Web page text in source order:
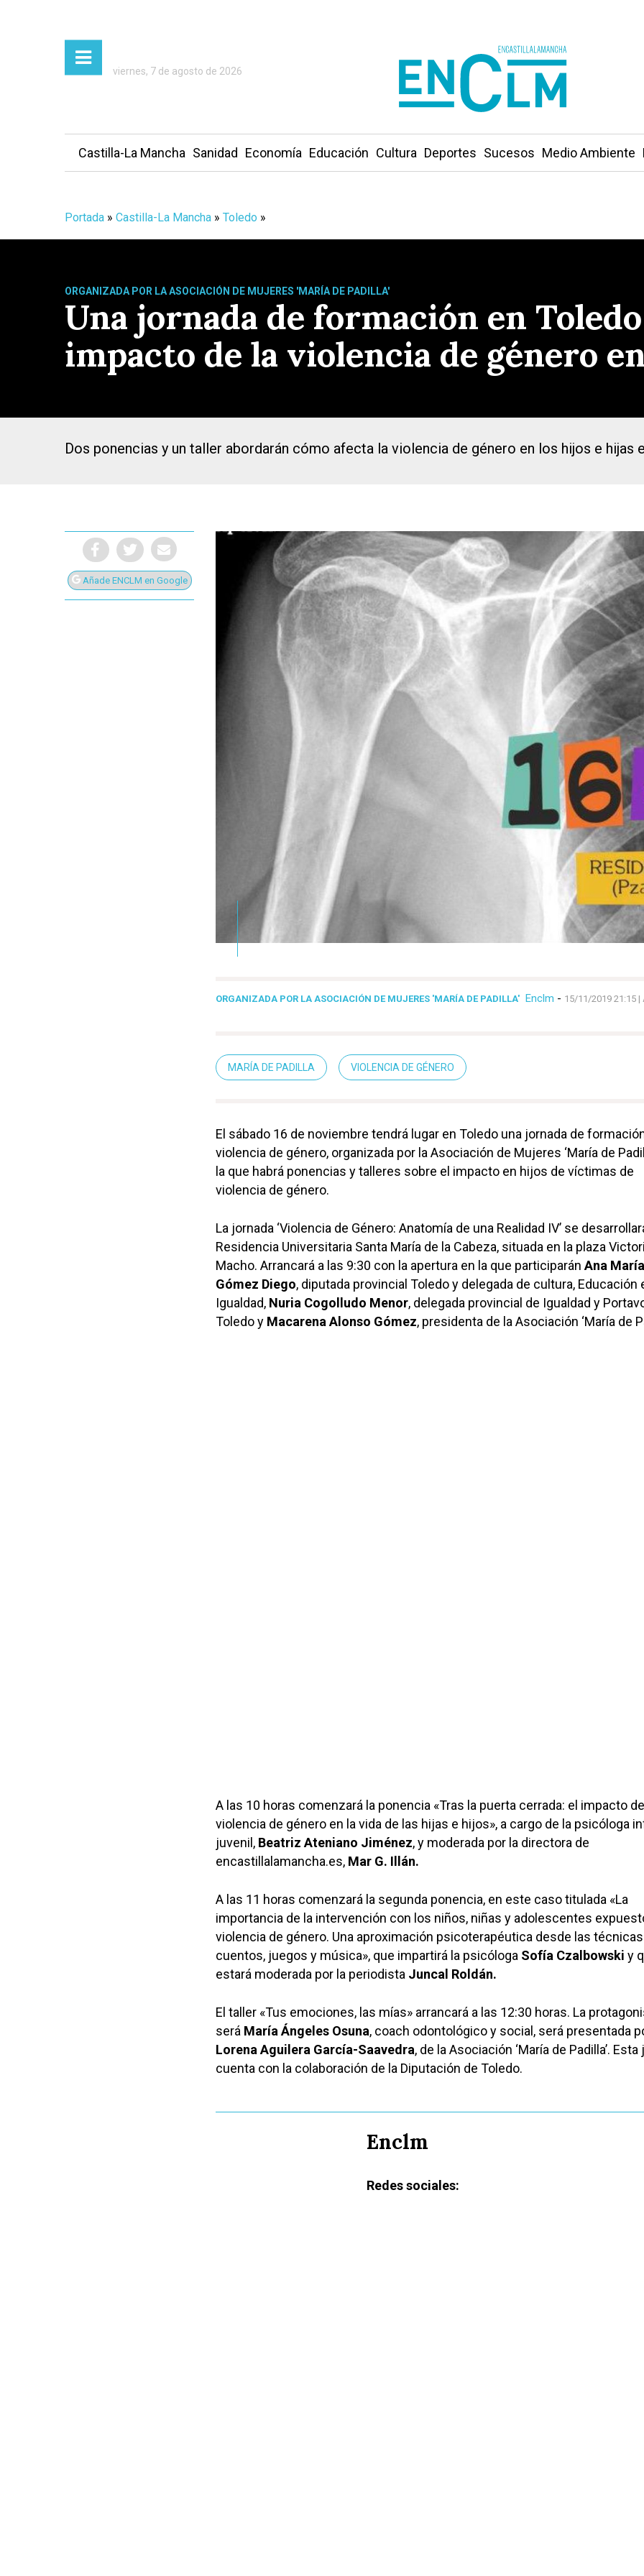
Presiona Intro para buscar o ESC para cerrar
viernes, 7 de agosto de 2026
Castilla-La Mancha Sanidad Economía Educación Cultura Deportes Sucesos Medio Ambiente
Portada » Castilla-La Mancha » Toledo »
ORGANIZADA POR LA ASOCIACIÓN DE MUJERES 'MARÍA DE PADILLA'
Una jornada de formación en
impacto de la violencia de género
Dos ponencias y un taller abordarán cómo afecta la violencia de género en los hijos e hijas
Añade ENCLM en Google
ORGANIZADA POR LA ASOCIACIÓN DE MUJERES 'MARÍA DE PADILLA' Enclm - 15/11/2019 21:15 |
MARÍA DE PADILLA VIOLENCIA DE GÉNERO
El sábado 16 de noviembre tendrá lugar en Toledo una jornada de
violencia de género, organizada por la Asociación de Mujeres ‘María de
la que habrá ponencias y talleres sobre el impacto en hijos de víctimas de
violencia de género.
La jornada ‘Violencia de Género: Anatomía de una Realidad IV’ se
Residencia Universitaria Santa María de la Cabeza, situada en la plaza
Macho. Arrancará a las 9:30 con la apertura en la que participaránAna María
Gómez Diego, diputada provincial Toledo y delegada de cultura, Educación
Igualdad, Nuria Cogolludo Menor, delegada provincial de Igualdad y
Toledo y Macarena Alonso Gómez, presidenta de la Asociación ‘María de
A las 10 horas comenzará la ponencia «Tras la puerta cerrada: el impacto
violencia de género en la vida de las hijas e hijos», a cargo de la psicóloga
juvenil, Beatriz Ateniano Jiménez, y moderada por la directora de
encastillalamancha.es, Mar G. Illán.
A las 11 horas comenzará la segunda ponencia, en este caso titulada «La
importancia de la intervención con los niños, niñas y adolescentes
violencia de género. Una aproximación psicoterapéutica desde las
cuentos, juegos y música», que impartirá la psicóloga Sofía Czalbowski y
estará moderada por la periodista Juncal Roldán.
El taller «Tus emociones, las mías» arrancará a las 12:30 horas. La
será María Ángeles Osuna, coach odontológico y social, será presentada
Lorena Aguilera García-Saavedra, de la Asociación ‘María de Padilla’. Esta
cuenta con la colaboración de la Diputación de Toledo.
Enclm
Redes sociales: